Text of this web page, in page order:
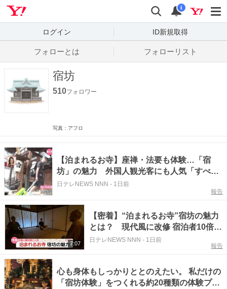
検索
通知
i
ログイン ID新規取得
フォローとは フォローリスト
宿坊
510フォロワー
写真：アフロ
【泊まれるお寺】座禅・法要も体験…「宿
坊」の魅力 外国人観光客にも人気「すべて
が最高でした」 『every.気になる！』
日テレNEWS NNN - 1日前
報告
7:07
【密着】“泊まれるお寺”宿坊の魅力
とは？ 現代風に改修 宿泊者10倍…
外国人観光客に人気【気になる！】
日テレNEWS NNN - 1日前
報告
心も身体もしっかりととのえたい。 私だけの
「宿坊体験」をつくれる約20種類の体験プロ